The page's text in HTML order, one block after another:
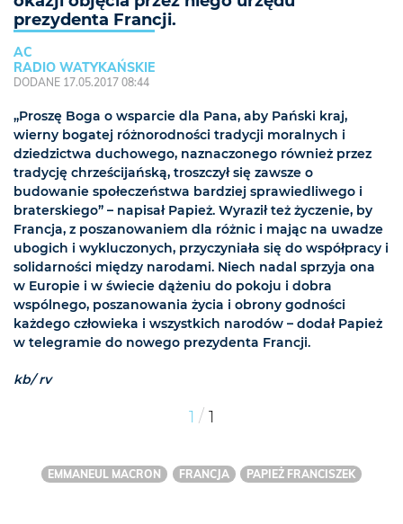
prezydenta Francji.
AC
RADIO WATYKAŃSKIE
DODANE 17.05.2017 08:44
„Proszę Boga o wsparcie dla Pana, aby Pański kraj,
wierny bogatej różnorodności tradycji moralnych i
dziedzictwa duchowego, naznaczonego również przez
tradycję chrześcijańską, troszczył się zawsze o
budowanie społeczeństwa bardziej sprawiedliwego i
braterskiego” – napisał Papież. Wyraził też życzenie, by
Francja, z poszanowaniem dla różnic i mając na uwadze
ubogich i wykluczonych, przyczyniała się do współpracy i
solidarności między narodami. Niech nadal sprzyja ona
w Europie i w świecie dążeniu do pokoju i dobra
wspólnego, poszanowania życia i obrony godności
każdego człowieka i wszystkich narodów – dodał Papież
w telegramie do nowego prezydenta Francji.
kb/ rv
1 / 1
EMMANEUL MACRON FRANCJA PAPIEŻ FRANCISZEK